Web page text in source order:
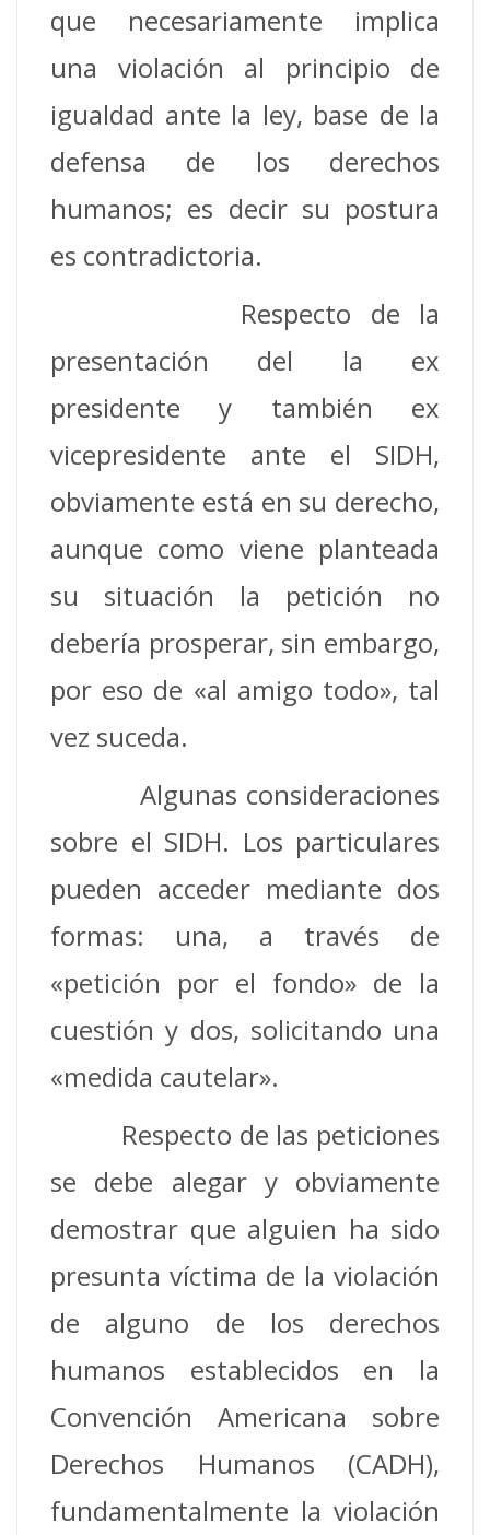
que necesariamente implica
una violación al principio de
igualdad ante la ley, base de la
defensa de los derechos
humanos; es decir su postura
es contradictoria.
Respecto de la
presentación del la ex
presidente y también ex
vicepresidente ante el SIDH,
obviamente está en su derecho,
aunque como viene planteada
su situación la petición no
debería prosperar, sin embargo,
por eso de «al amigo todo», tal
vez suceda.
Algunas consideraciones
sobre el SIDH. Los particulares
pueden acceder mediante dos
formas: una, a través de
«petición por el fondo» de la
cuestión y dos, solicitando una
«medida cautelar».
Respecto de las peticiones
se debe alegar y obviamente
demostrar que alguien ha sido
presunta víctima de la violación
de alguno de los derechos
humanos establecidos en la
Convención Americana sobre
Derechos Humanos (CADH),
fundamentalmente la violación